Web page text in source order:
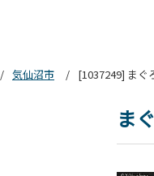
気仙沼市 [1037249] まぐ
ま